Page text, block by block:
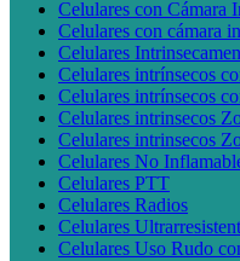
Celulares con Cámara
Celulares con cámara
Celulares
Celulares intrínsecos
Celulares intrínsecos
Celulares intrinsecos
Celulares intrinsecos
Celulares No
Celulares PTT
Celulares Radios
Celulares
Celulares Uso Rudo